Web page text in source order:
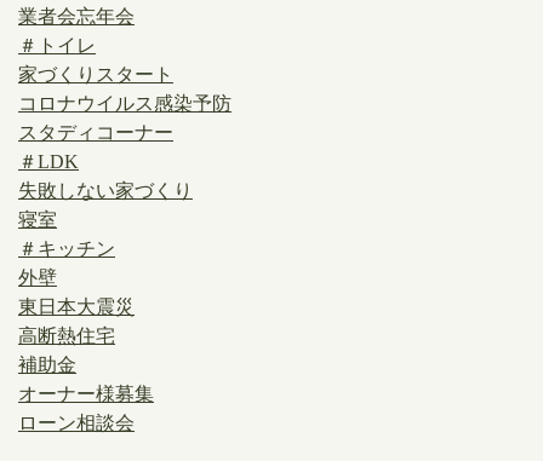
業者会忘年会
＃トイレ
家づくりスタート
コロナウイルス感染予防
スタディコーナー
＃LDK
失敗しない家づくり
寝室
＃キッチン
外壁
東日本大震災
高断熱住宅
補助金
オーナー様募集
ローン相談会